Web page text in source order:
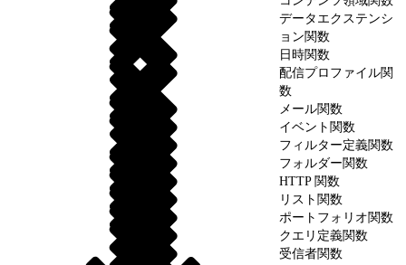
データエクステンシ
ョン関数
日時関数
配信プロファイル関
数
メール関数
イベント関数
フィルター定義関数
フォルダー関数
HTTP 関数
リスト関数
ポートフォリオ関数
クエリ定義関数
受信者関数